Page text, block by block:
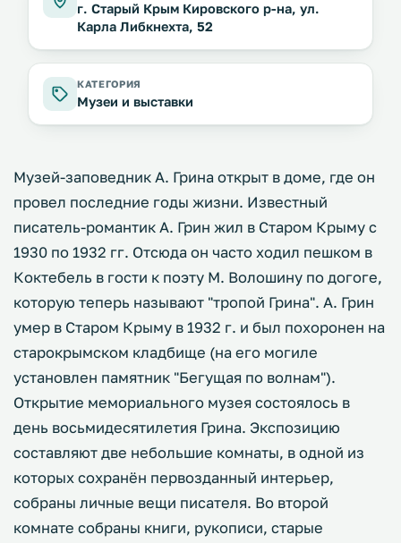
г. Старый Крым Кировского р-на, ул.
Карла Либкнехта, 52
КАТЕГОРИЯ
Музеи и выставки
Музей-заповедник А. Грина открыт в доме, где он
провел последние годы жизни. Известный
писатель-романтик А. Грин жил в Старом Крыму с
1930 по 1932 гг. Отсюда он часто ходил пешком в
Коктебель в гости к поэту М. Волошину по догоге,
которую теперь называют "тропой Грина". А. Грин
умер в Старом Крыму в 1932 г. и был похоронен на
старокрымском кладбище (на его могиле
установлен памятник "Бегущая по волнам").
Открытие мемориального музея состоялось в
день восьмидесятилетия Грина. Экспозицию
составляют две небольшие комнаты, в одной из
которых сохранён первозданный интерьер,
собраны личные вещи писателя. Во второй
комнате собраны книги, рукописи, старые